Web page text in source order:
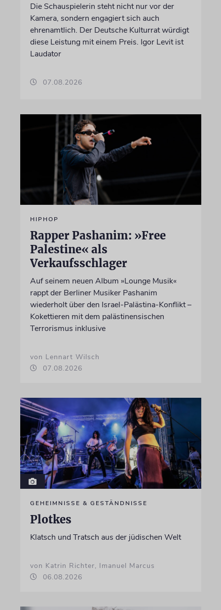
Die Schauspielerin steht nicht nur vor der
Kamera, sondern engagiert sich auch
ehrenamtlich. Der Deutsche Kulturrat würdigt
diese Leistung mit einem Preis. Igor Levit ist
Laudator
07.08.2026
HIPHOP
Rapper Pashanim: »Free
Palestine« als
Verkaufsschlager
Auf seinem neuen Album »Lounge Musik«
rappt der Berliner Musiker Pashanim
wiederholt über den Israel-Palästina-Konflikt –
Kokettieren mit dem palästinensischen
Terrorismus inklusive
von Lennart Wilsch
07.08.2026
GEHEIMNISSE & GESTÄNDNISSE
Plotkes
Klatsch und Tratsch aus der jüdischen Welt
von Katrin Richter, Imanuel Marcus
06.08.2026